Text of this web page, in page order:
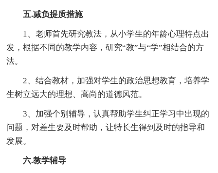
五.减负提质措施
1、老师首先研究教法，从小学生的年龄心理特点出
发，根据不同的教学内容，研究“教”与“学”相结合的方
法。
2、结合教材，加强对学生的政治思想教育，培养学
生树立远大的理想、高尚的道德风范。
3、加强个别辅导，认真帮助学生纠正学习中出现的
问题，对差生要及时帮助，让特长生得到及时的指导和
发展。
六.教学辅导